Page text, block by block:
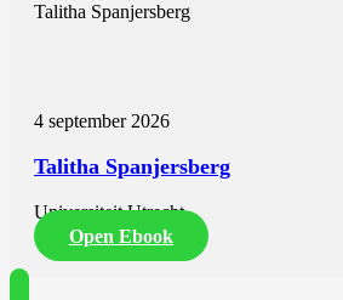
Talitha Spanjersberg
4 september 2026
Talitha Spanjersberg
Universiteit Utrecht
Open Ebook